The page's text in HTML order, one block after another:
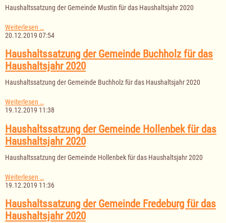
2020
Haushaltssatzung der Gemeinde Mustin für das Haushaltsjahr 2020
Weiterlesen …
der
Mustin
für
das
2020
20.12.2019 07:54
Haushaltssatzung der Gemeinde Buchholz für das
Haushaltsjahr 2020
Haushaltssatzung der Gemeinde Buchholz für das Haushaltsjahr 2020
Weiterlesen …Haushaltssatzung
der
Buchholz
für
das
2020
19.12.2019 11:38
Haushaltssatzung der Gemeinde Hollenbek für das
Haushaltsjahr 2020
Haushaltssatzung der Gemeinde Hollenbek für das Haushaltsjahr 2020
Weiterlesen …
der
Hollenbek
für
das
19.12.2019 11:36
Haushaltssatzung der Gemeinde Fredeburg für das
Haushaltsjahr 2020